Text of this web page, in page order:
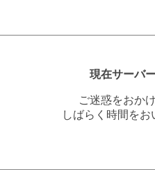
現在サーバ
ご迷惑をおか
しばらく時間を